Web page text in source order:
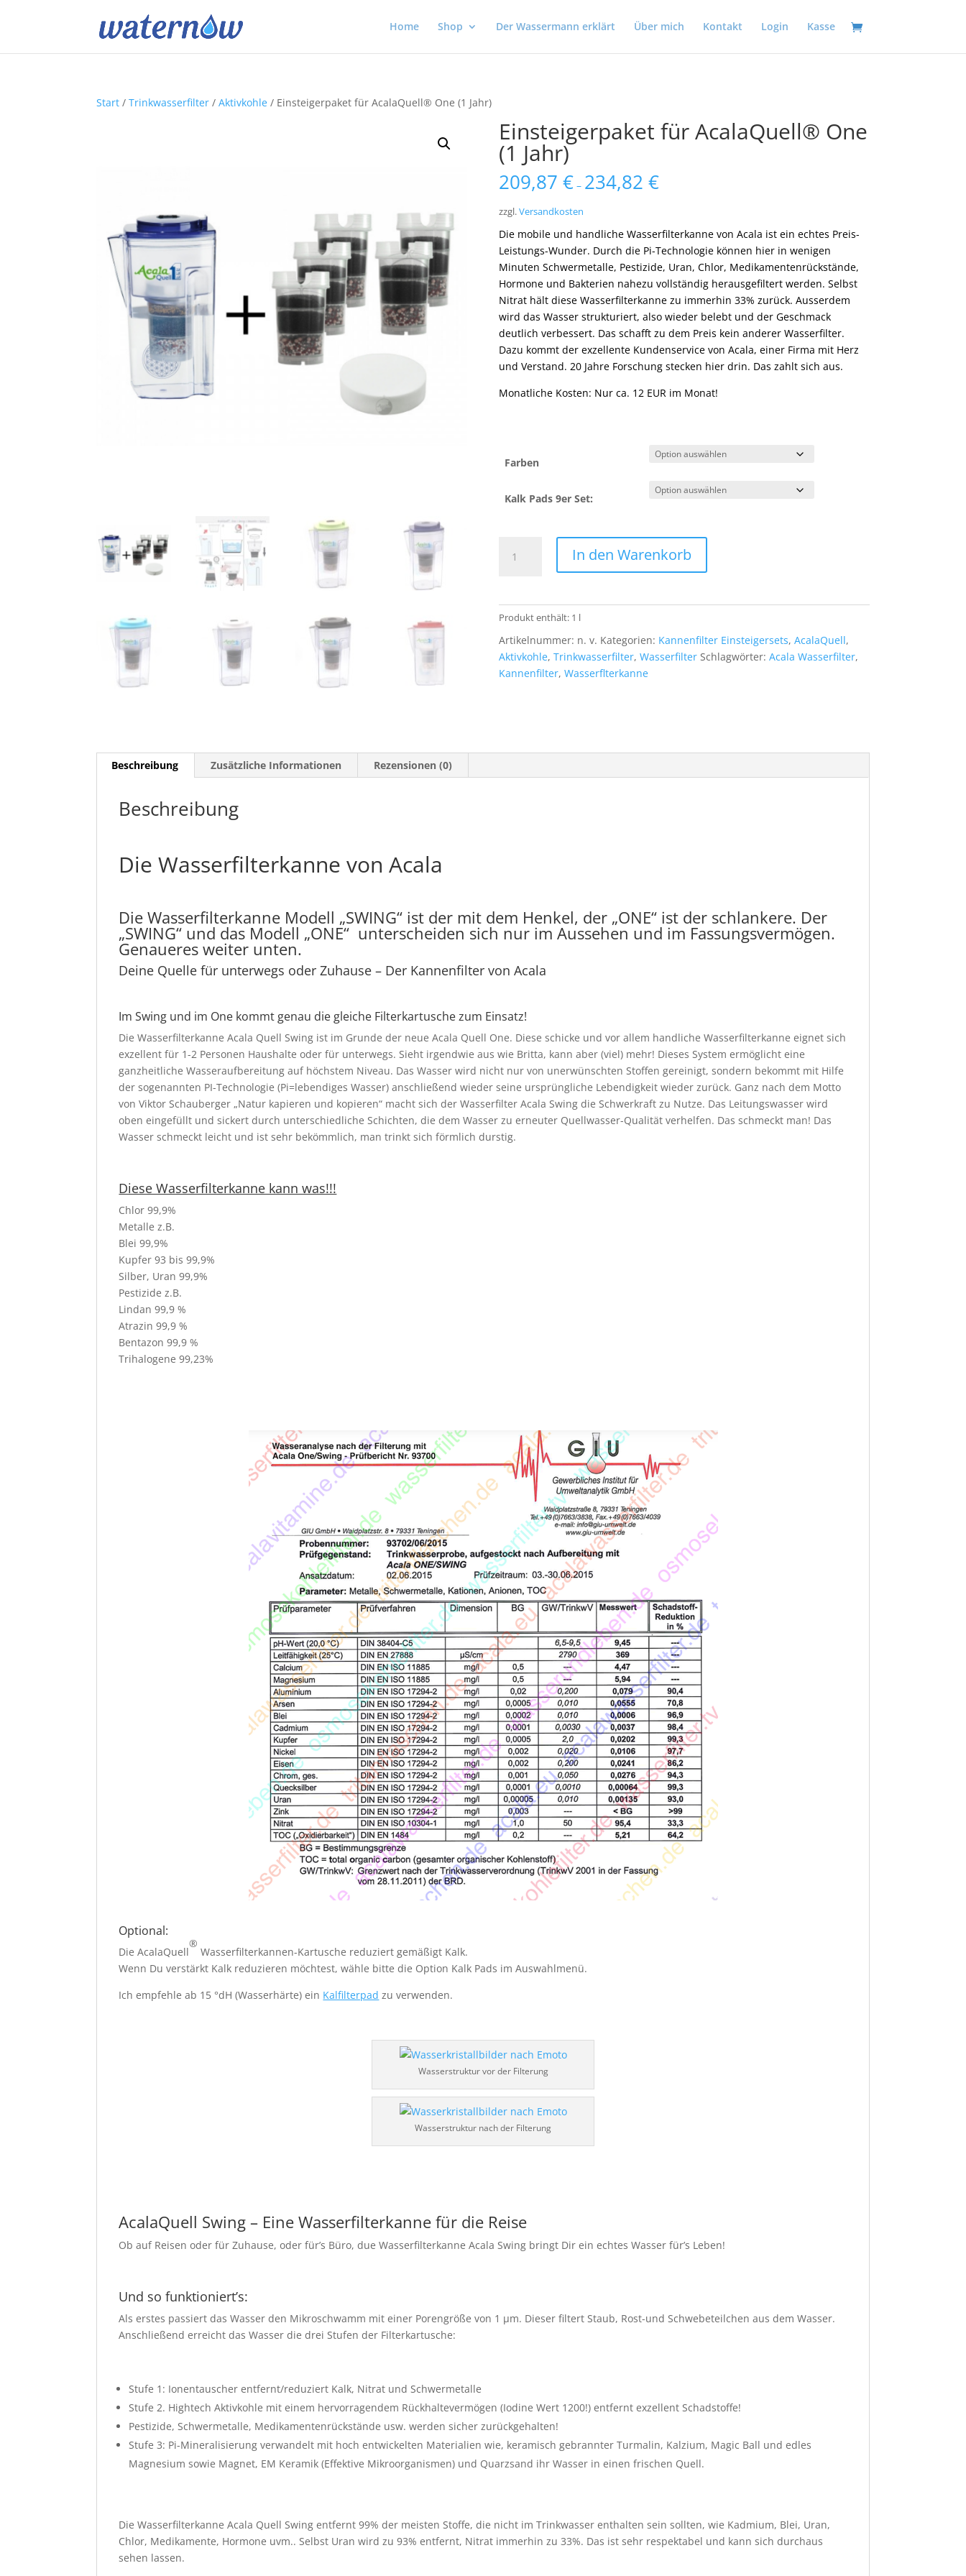
Home Shop Der Wassermann erklärt Über mich Kontakt Login Kasse
Start /Trinkwasserfilter /Aktivkohle / Einsteigerpaket für AcalaQuell® One (1 Jahr)
Einsteigerpaket für AcalaQuell® One
(1 Jahr)
209,87 € – 234,82 €
zzgl.Versandkosten
Die mobile und handliche Wasserfilterkanne von Acala ist ein echtes Preis-
Leistungs-Wunder. Durch die Pi-Technologie können hier in wenigen
Minuten Schwermetalle, Pestizide, Uran, Chlor, Medikamentenrückstände,
Hormone und Bakterien nahezu vollständig herausgefiltert werden. Selbst
Nitrat hält diese Wasserfilterkanne zu immerhin 33% zurück. Ausserdem
wird das Wasser strukturiert, also wieder belebt und der Geschmack
deutlich verbessert. Das schafft zu dem Preis kein anderer Wasserfilter.
Dazu kommt der exzellente Kundenservice von Acala, einer Firma mit Herz
und Verstand. 20 Jahre Forschung stecken hier drin. Das zahlt sich aus.
Monatliche Kosten: Nur ca. 12 EUR im Monat!
Farben
Kalk Pads 9er Set:
AcalaQuell®
Menge
In den Warenkorb
Produkt enthält: 1 l
Artikelnummer: n. v. Kategorien: Kannenfilter Einsteigersets, AcalaQuell,
Aktivkohle, Trinkwasserfilter, Wasserfilter Schlagwörter: Acala Wasserfilter,
Kannenfilter, Wasserflterkanne
Beschreibung Zusätzliche Informationen Rezensionen (0)
Beschreibung
Die Wasserfilterkanne von Acala
Die Wasserfilterkanne Modell „SWING“ ist der mit dem Henkel, der „ONE“ ist der schlankere. Der
„SWING“ und das Modell „ONE“ unterscheiden sich nur im Aussehen und im Fassungsvermögen.
Genaueres weiter unten.
Deine Quelle für unterwegs oder Zuhause – Der Kannenfilter von Acala
Im Swing und im One kommt genau die gleiche Filterkartusche zum Einsatz!
Die Wasserfilterkanne Acala Quell Swing ist im Grunde der neue Acala Quell One. Diese schicke und vor allem handliche Wasserfilterkanne eignet sich
exzellent für 1-2 Personen Haushalte oder für unterwegs. Sieht irgendwie aus wie Britta, kann aber (viel) mehr! Dieses System ermöglicht eine
ganzheitliche Wasseraufbereitung auf höchstem Niveau. Das Wasser wird nicht nur von unerwünschten Stoffen gereinigt, sondern bekommt mit Hilfe
der sogenannten PI-Technologie (Pi=lebendiges Wasser) anschließend wieder seine ursprüngliche Lebendigkeit wieder zurück. Ganz nach dem Motto
von Viktor Schauberger „Natur kapieren und kopieren“ macht sich der Wasserfilter Acala Swing die Schwerkraft zu Nutze. Das Leitungswasser wird
oben eingefüllt und sickert durch unterschiedliche Schichten, die dem Wasser zu erneuter Quellwasser-Qualität verhelfen. Das schmeckt man! Das
Wasser schmeckt leicht und ist sehr bekömmlich, man trinkt sich förmlich durstig.
Diese Wasserfilterkanne kann was!!!
Chlor 99,9%
Metalle z.B.
Blei 99,9%
Kupfer 93 bis 99,9%
Silber, Uran 99,9%
Pestizide z.B.
Lindan 99,9 %
Atrazin 99,9 %
Bentazon 99,9 %
Trihalogene 99,23%
Optional:
Die AcalaQuell
®
Wasserfilterkannen-Kartusche reduziert gemäßigt Kalk.
Wenn Du verstärkt Kalk reduzieren möchtest, wähle bitte die Option Kalk Pads im Auswahlmenü.
Ich empfehle ab 15 °dH (Wasserhärte) ein Kalfilterpad zu verwenden.
Wasserstruktur vor der Filterung
Wasserstruktur nach der Filterung
AcalaQuell Swing – Eine Wasserfilterkanne für die Reise
Ob auf Reisen oder für Zuhause, oder für’s Büro, due Wasserfilterkanne Acala Swing bringt Dir ein echtes Wasser für’s Leben!
Und so funktioniert’s:
Als erstes passiert das Wasser den Mikroschwamm mit einer Porengröße von 1 µm. Dieser filtert Staub, Rost-und Schwebeteilchen aus dem Wasser.
Anschließend erreicht das Wasser die drei Stufen der Filterkartusche:
Stufe 1: Ionentauscher entfernt/reduziert Kalk, Nitrat und Schwermetalle
Stufe 2. Hightech Aktivkohle mit einem hervorragendem Rückhaltevermögen (Iodine Wert 1200!) entfernt exzellent Schadstoffe!
Pestizide, Schwermetalle, Medikamentenrückstände usw. werden sicher zurückgehalten!
Stufe 3: Pi-Mineralisierung verwandelt mit hoch entwickelten Materialien wie, keramisch gebrannter Turmalin, Kalzium, Magic Ball und edles
Magnesium sowie Magnet, EM Keramik (Effektive Mikroorganismen) und Quarzsand ihr Wasser in einen frischen Quell.
Die Wasserfilterkanne Acala Quell Swing entfernt 99% der meisten Stoffe, die nicht im Trinkwasser enthalten sein sollten, wie Kadmium, Blei, Uran,
Chlor, Medikamente, Hormone uvm.. Selbst Uran wird zu 93% entfernt, Nitrat immerhin zu 33%. Das ist sehr respektabel und kann sich durchaus
sehen lassen.